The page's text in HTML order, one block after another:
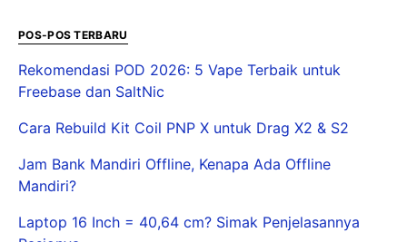
POS-POS TERBARU
Rekomendasi POD 2026: 5 Vape Terbaik untuk
Freebase dan SaltNic
Cara Rebuild Kit Coil PNP X untuk Drag X2 & S2
Jam Bank Mandiri Offline, Kenapa Ada Offline
Mandiri?
Laptop 16 Inch = 40,64 cm? Simak Penjelasannya